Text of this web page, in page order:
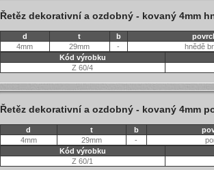
Řetěz dekorativní a ozdobný - kovaný 4mm
d t b
4mm
29mm -
hnědě
Kód výrobku
Z 60/4
Řetěz dekorativní a ozdobný - kovaný 4mm
d t b
4mm
29mm -
Kód výrobku
Z 60/1